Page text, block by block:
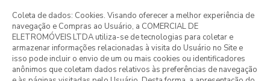
Coleta de dados: Cookies. Visando oferecer a melhor experiência de
navegação e Compras ao Usuário, a COMERCIAL DE
ELETROMÓVEIS LTDA utiliza-se de tecnologias para coletar e
armazenar informações relacionadas à visita do Usuário no Site e
isso pode incluir o envio de um ou mais cookies ou identificadores
anônimos que coletam dados relativos às preferências de navegação